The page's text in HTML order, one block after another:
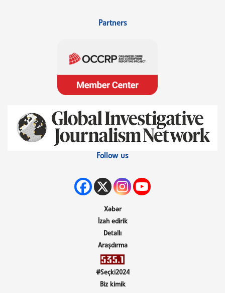
Partners
Follow us
Xəbər
İzah edirik
Detallı
Araşdırma
#Seçki2024
Biz kimik